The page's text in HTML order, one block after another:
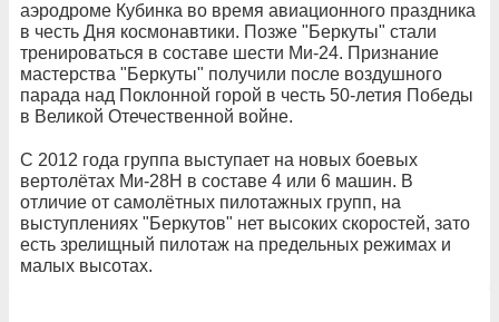
аэродроме Кубинка во время авиационного праздника
в честь Дня космонавтики. Позже "Беркуты" стали
тренироваться в составе шести Ми-24. Признание
мастерства "Беркуты" получили после воздушного
парада над Поклонной горой в честь 50-летия Победы
в Великой Отечественной войне.
С 2012 года группа выступает на новых боевых
вертолётах Ми-28Н в составе 4 или 6 машин. В
отличие от самолётных пилотажных групп, на
выступлениях "Беркутов" нет высоких скоростей, зато
есть зрелищный пилотаж на предельных режимах и
малых высотах.